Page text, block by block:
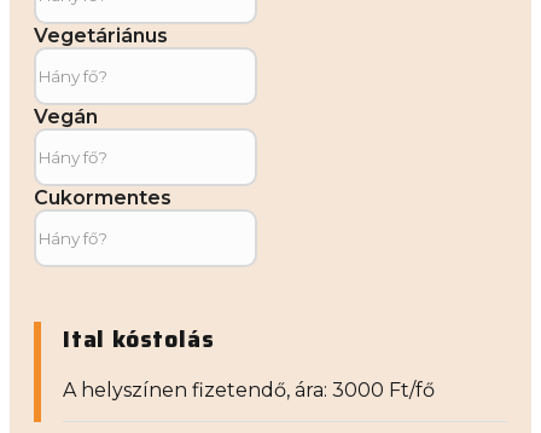
Vegetáriánus
Vegán
Cukormentes
Ital kóstolás
A helyszínen fizetendő, ára: 3000 Ft/fő